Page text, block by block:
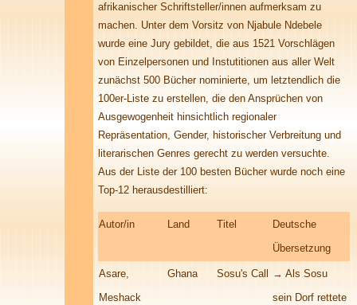
afrikanischer Schriftsteller/innen aufmerksam zu
machen. Unter dem Vorsitz von Njabule Ndebele
wurde eine Jury gebildet, die aus 1521 Vorschlägen
von Einzelpersonen und Instutitionen aus aller Welt
zunächst 500 Bücher nominierte, um letztendlich die
100er-Liste zu erstellen, die den Ansprüchen von
Ausgewogenheit hinsichtlich regionaler
Repräsentation, Gender, historischer Verbreitung und
literarischen Genres gerecht zu werden versuchte.
Aus der Liste der 100 besten Bücher wurde noch eine
Top-12 herausdestilliert:
Autor/in Land Titel
Deutsche
Übersetzung
Asare,
Meshack
Ghana Sosu's Call → Als Sosu
sein Dorf rettete